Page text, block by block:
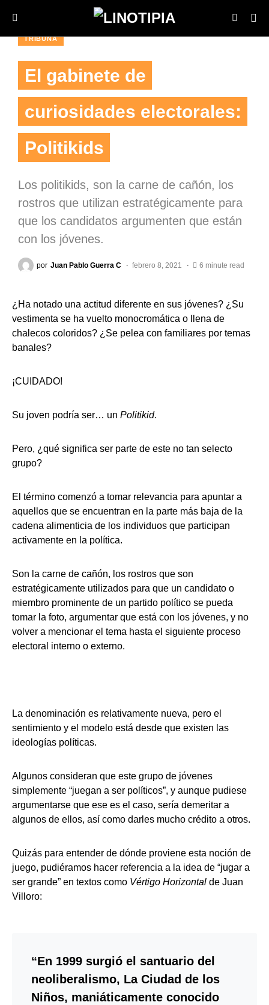
TRIBUNA
El gabinete de
curiosidades electorales:
Politikids
Los politikids, son la carne de cañón, los
rostros que utilizan estratégicamente para
que los candidatos argumenten que están
con los jóvenes.
por Juan Pablo Guerra C febrero 8, 2021 6 minute read
¿Ha notado una actitud diferente en sus jóvenes? ¿Su
vestimenta se ha vuelto monocromática o llena de
chalecos coloridos? ¿Se pelea con familiares por temas
banales?
¡CUIDADO!
Su joven podría ser… un Politikid.
Pero, ¿qué significa ser parte de este no tan selecto
grupo?
El término comenzó a tomar relevancia para apuntar a
aquellos que se encuentran en la parte más baja de la
cadena alimenticia de los individuos que participan
activamente en la política.
Son la carne de cañón, los rostros que son
estratégicamente utilizados para que un candidato o
miembro prominente de un partido político se pueda
tomar la foto, argumentar que está con los jóvenes, y no
volver a mencionar el tema hasta el siguiente proceso
electoral interno o externo.
La denominación es relativamente nueva, pero el
sentimiento y el modelo está desde que existen las
ideologías políticas.
Algunos consideran que este grupo de jóvenes
simplemente “juegan a ser políticos”, y aunque pudiese
argumentarse que ese es el caso, sería demeritar a
algunos de ellos, así como darles mucho crédito a otros.
Quizás para entender de dónde proviene esta noción de
juego, pudiéramos hacer referencia a la idea de “jugar a
ser grande” en textos como Vértigo Horizontal de Juan
Villoro:
“En 1999 surgió el santuario del
neoliberalismo, La Ciudad de los
Niños, maniáticamente conocido